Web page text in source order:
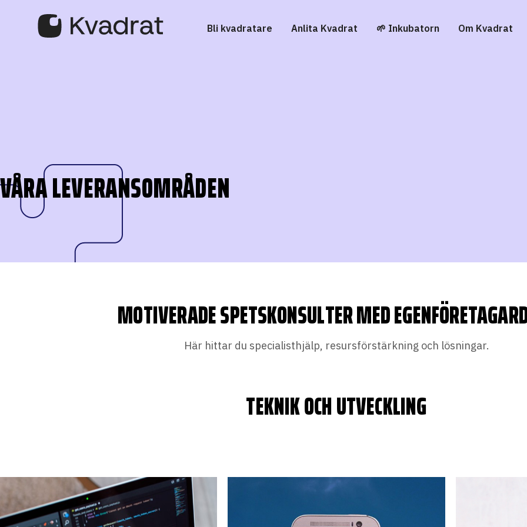
Bli kvadratare Anlita Kvadrat 🌱 Inkubatorn Om Kvadrat
VÅRA LEVERANSOMRÅDEN
MOTIVERADE SPETSKONSULTER MED
Här hittar du specialisthjälp, resursförstärkning och lösningar.
TEKNIK OCH UTVECKLING